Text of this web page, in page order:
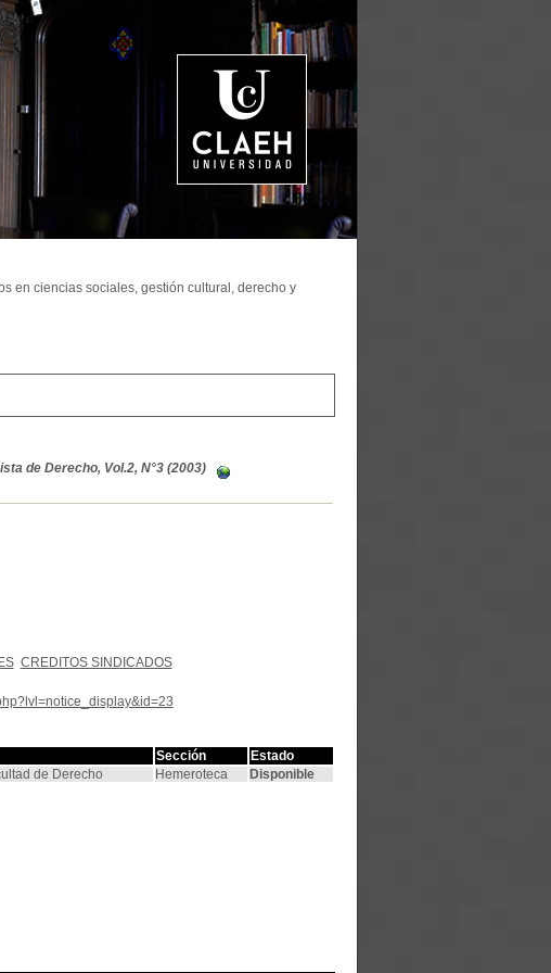
de Derecho, Vol.2, N°3 (2003)
CREDITOS SINDICADOS
Sección
Estado
de Derecho Hemeroteca Disponible
en ciencias sociales, gestión cultural, derecho y